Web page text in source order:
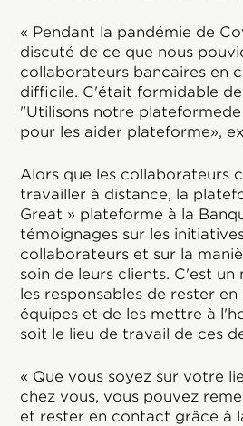
« Pendant la pandémie de
discuté de ce que nous
collaborateurs bancaires en
difficile. C'était formidable
"Utilisons notre
pour les aider plateforme»,
Alors que les collaborateurs
travailler à distance, la
Great » plateforme à la
témoignages sur les
collaborateurs et sur la
soin de leurs clients. C'est
les responsables de rester
équipes et de les mettre à
soit le lieu de travail de ces
« Que vous soyez sur votre
chez vous, vous pouvez
et rester en contact grâce à